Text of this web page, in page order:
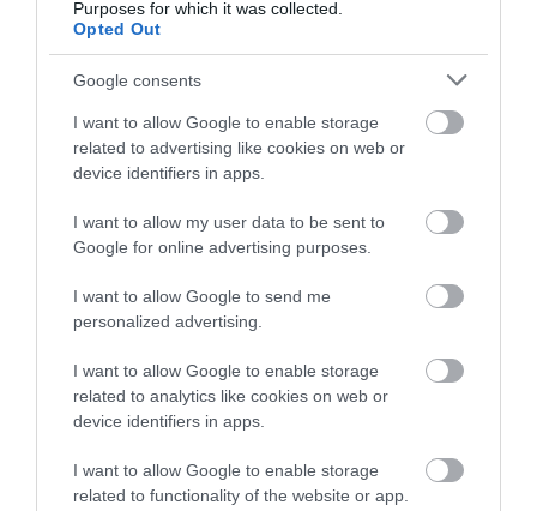
Purposes for which it was collected.
Opted Out
Google consents
I want to allow Google to enable storage
related to advertising like cookies on web or
device identifiers in apps.
I want to allow my user data to be sent to
Google for online advertising purposes.
I want to allow Google to send me
personalized advertising.
I want to allow Google to enable storage
related to analytics like cookies on web or
device identifiers in apps.
I want to allow Google to enable storage
related to functionality of the website or app.